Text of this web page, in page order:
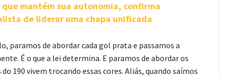
que mantém sua autonomia, confirma
de liderar uma chapa unificada
paramos de abordar cada gol prata e passamos a
É o que a lei determina. E paramos de abordar os
190 vivem trocando essas cores. Aliás, quando saímos